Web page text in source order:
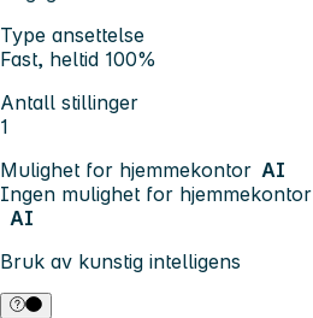
Type ansettelse
Fast, heltid 100%
Antall stillinger
1
Mulighet for hjemmekontor AI
Ingen mulighet for hjemmekontor
AI
Bruk av kunstig intelligens